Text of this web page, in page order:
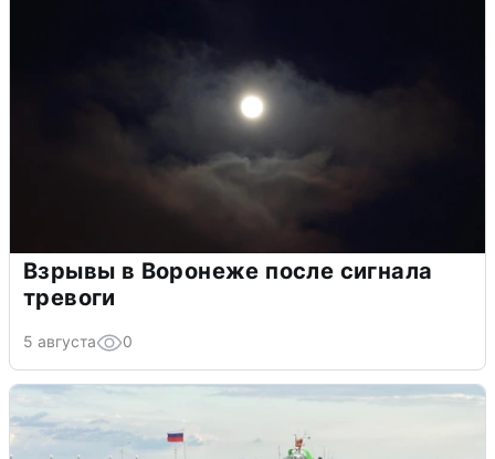
Взрывы в Воронеже после сигнала
тревоги
5 августа 0